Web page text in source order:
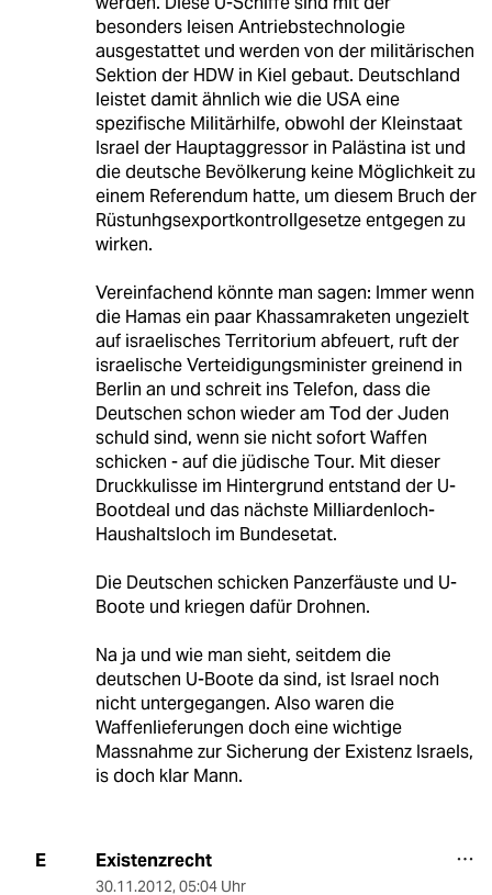
besonders leisen Antriebstechnologie
ausgestattet und werden von der militärischen
Sektion der HDW in Kiel gebaut. Deutschland
leistet damit ähnlich wie die USA eine
spezifische Militärhilfe, obwohl der Kleinstaat
Israel der Hauptaggressor in Palästina ist und
die deutsche Bevölkerung keine Möglichkeit zu
einem Referendum hatte, um diesem Bruch der
Rüstunhgsexportkontrollgesetze entgegen zu
wirken.
Vereinfachend könnte man sagen: Immer wenn
die Hamas ein paar Khassamraketen ungezielt
auf israelisches Territorium abfeuert, ruft der
israelische Verteidigungsminister greinend in
Berlin an und schreit ins Telefon, dass die
Deutschen schon wieder am Tod der Juden
schuld sind, wenn sie nicht sofort Waffen
schicken - auf die jüdische Tour. Mit dieser
Druckkulisse im Hintergrund entstand der U-
Bootdeal und das nächste Milliardenloch-
Haushaltsloch im Bundesetat.
Die Deutschen schicken Panzerfäuste und U-
Boote und kriegen dafür Drohnen.
Na ja und wie man sieht, seitdem die
deutschen U-Boote da sind, ist Israel noch
nicht untergegangen. Also waren die
Waffenlieferungen doch eine wichtige
Massnahme zur Sicherung der Existenz Israels,
is doch klar Mann.
E Existenzrecht
30.11.2012, 05:04 Uhr